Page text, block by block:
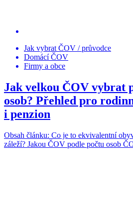
Jak vybrat ČOV / průvodce
Domácí ČOV
Firmy a obce
Jak velkou ČOV vybrat
osob? Přehled pro
i penzion
Obsah článku: Co je to ekvivalentní
záleží? Jakou ČOV podle počtu osob